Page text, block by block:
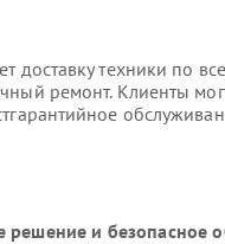
доставку техники по
ремонт. Клиенты
и безопасное